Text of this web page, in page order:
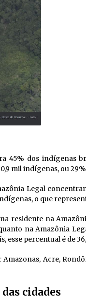
45% dos indígenas
mil indígenas, ou
Legal
o que
residente na
na Amazônia
esse percentual é de
Acre,
cidades